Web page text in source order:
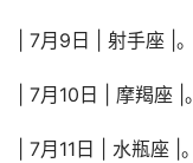
| 7月9日 | 射手座 |。
| 7月10日 | 摩羯座 |。
| 7月11日 | 水瓶座 |。